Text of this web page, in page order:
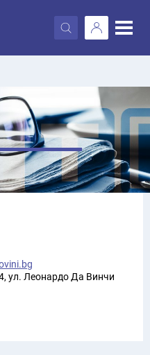
X
ул. Леонардо Да Винчи